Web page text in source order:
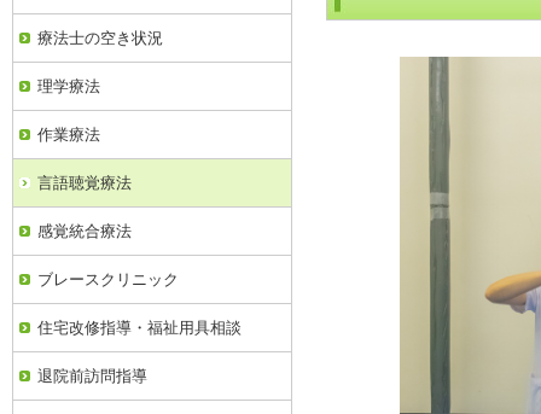
療法士の空き状況
理学療法
作業療法
言語聴覚療法
感覚統合療法
ブレースクリニック
住宅改修指導・福祉用具相談
退院前訪問指導